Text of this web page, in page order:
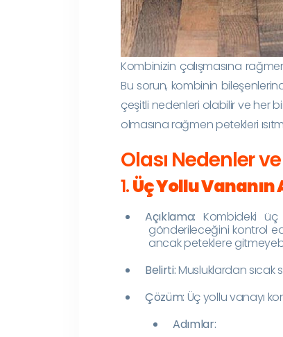
Kombinizin çalışmasına
Bu sorun, kombinin
çeşitli nedenleri olabilir ve her
olmasına rağmen petekleri
Olası Nedenler
1.Üç Yollu Vananın
Açıklama: Kombideki
gönderileceğini kontrol
ancak peteklere
Belirti:Musluklardan sıcak
Çözüm: Üç yollu vanayı
Adımlar: